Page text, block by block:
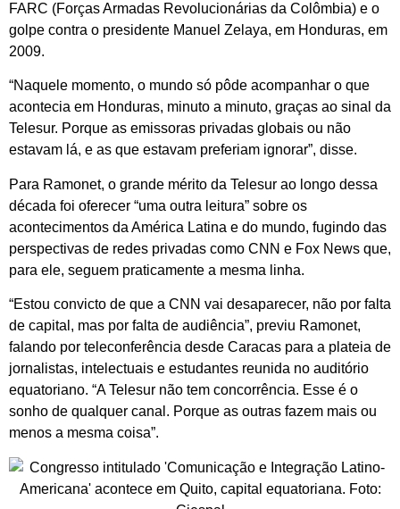
FARC (Forças Armadas Revolucionárias da Colômbia) e o
golpe contra o presidente Manuel Zelaya, em Honduras, em
2009.
“Naquele momento, o mundo só pôde acompanhar o que
acontecia em Honduras, minuto a minuto, graças ao sinal da
Telesur. Porque as emissoras privadas globais ou não
estavam lá, e as que estavam preferiam ignorar”, disse.
Para Ramonet, o grande mérito da Telesur ao longo dessa
década foi oferecer “uma outra leitura” sobre os
acontecimentos da América Latina e do mundo, fugindo das
perspectivas de redes privadas como CNN e Fox News que,
para ele, seguem praticamente a mesma linha.
“Estou convicto de que a CNN vai desaparecer, não por falta
de capital, mas por falta de audiência”, previu Ramonet,
falando por teleconferência desde Caracas para a plateia de
jornalistas, intelectuais e estudantes reunida no auditório
equatoriano. “A Telesur não tem concorrência. Esse é o
sonho de qualquer canal. Porque as outras fazem mais ou
menos a mesma coisa”.